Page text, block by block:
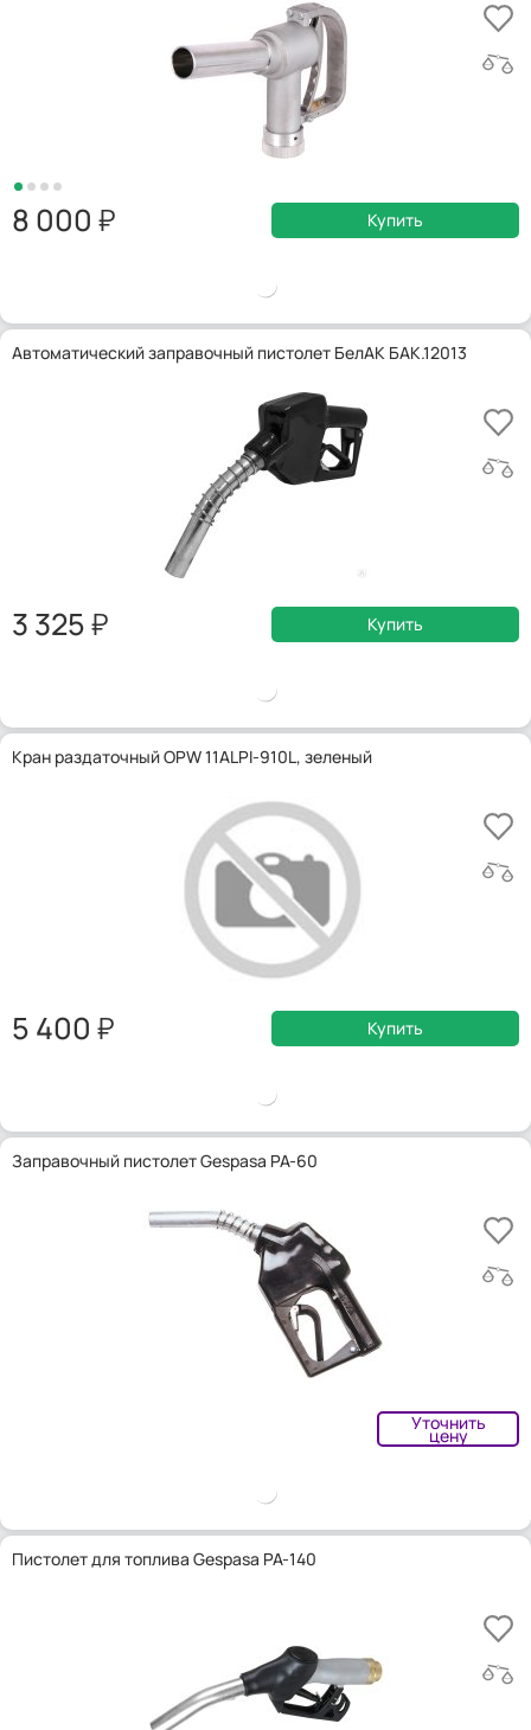
8 000 Купить
Автоматический заправочный пистолет БелАК БАК.12013
3 325 Купить
Кран раздаточный OPW 11ALPI-910L, зеленый
5 400 Купить
Заправочный пистолет Gespasa PA-60
Уточнить
цену
Пистолет для топлива Gespasa PA-140